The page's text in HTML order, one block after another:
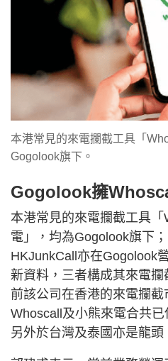
本港常見的來電攔截工具「
Gogolook旗下。
Gogolook擁
本港常見的來電攔截工具
電」，均為Gogolook旗下
HKJunkCall亦在Gogolook
新資料，三者構成其來電攔
前該公司在香港的來電攔
Whoscall及小熊來電合共已
另外於台灣及泰國亦是龍頭